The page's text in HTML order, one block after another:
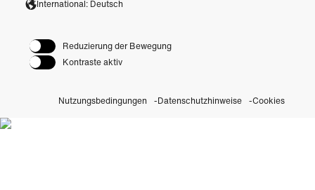
International: Deutsch
Reduzierung der Bewegung
Kontraste aktiv
Nutzungsbedingungen Datenschutzhinweise Cookies